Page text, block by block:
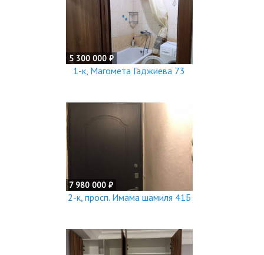
5 300 000 ₽
1-к, Магомета Гаджиева 73
7 980 000 ₽
2-к, просп. Имама шамиля 41Б